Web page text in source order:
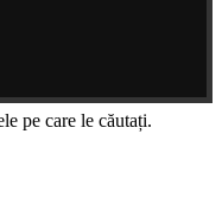
pe care le căutați.